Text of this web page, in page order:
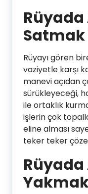
Satmak
Rüyayı gören
vaziyetle karşı
manevi açıdan
sürükleyeceği,
ile ortaklık
işlerin çok
eline alması
teker teker